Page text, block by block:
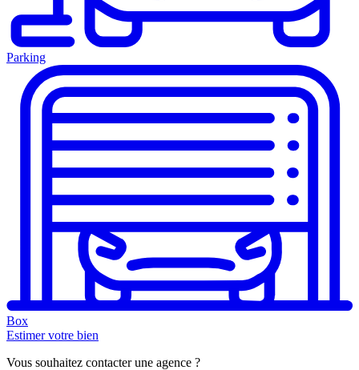
Parking
Box
Estimer votre bien
Vous souhaitez contacter une agence ?